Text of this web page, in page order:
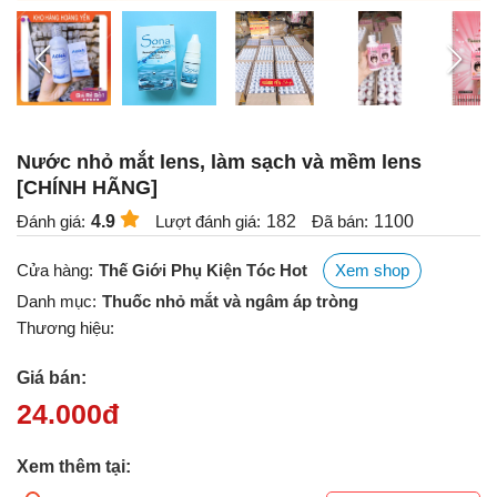
Nước nhỏ mắt lens, làm sạch và mềm lens
[CHÍNH HÃNG]
Đánh giá: 4.9 Lượt đánh giá: 182 Đã bán: 1100
Cửa hàng: Thế Giới Phụ Kiện Tóc Hot
Xem shop
Danh mục: Thuốc nhỏ mắt và ngâm áp tròng
Thương hiệu:
Giá bán:
24.000đ
Xem thêm tại: